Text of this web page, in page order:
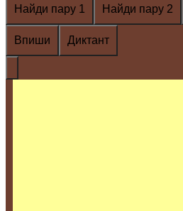
Найди пару 1
Найди пару 2
Впиши Диктант